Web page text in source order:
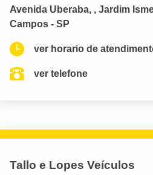
Avenida Uberaba, , Jardim
Campos - SP
ver horario de
ver telefone
Tallo e Lopes Veículos